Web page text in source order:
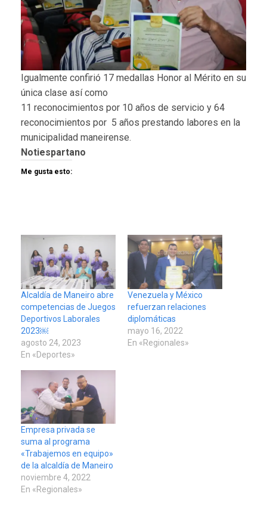
Igualmente confirió 17 medallas Honor al Mérito en su
única clase así como
11 reconocimientos por 10 años de servicio y 64
reconocimientos por 5 años prestando labores en la
municipalidad maneirense.
Notiespartano
Me gusta esto:
Alcaldía de Maneiro abre
competencias de Juegos
Deportivos Laborales
2023￼
agosto 24, 2023
En «Deportes»
Venezuela y México
refuerzan relaciones
diplomáticas
mayo 16, 2022
En «Regionales»
Empresa privada se
suma al programa
«Trabajemos en equipo»
de la alcaldía de Maneiro
noviembre 4, 2022
En «Regionales»